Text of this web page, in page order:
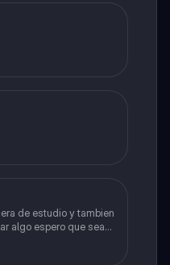
de estudio y tambien
algo espero que sea
y lo básico sobre el,